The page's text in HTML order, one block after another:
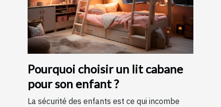
Pourquoi choisir un lit cabane
pour son enfant ?
La sécurité des enfants est ce qui incombe